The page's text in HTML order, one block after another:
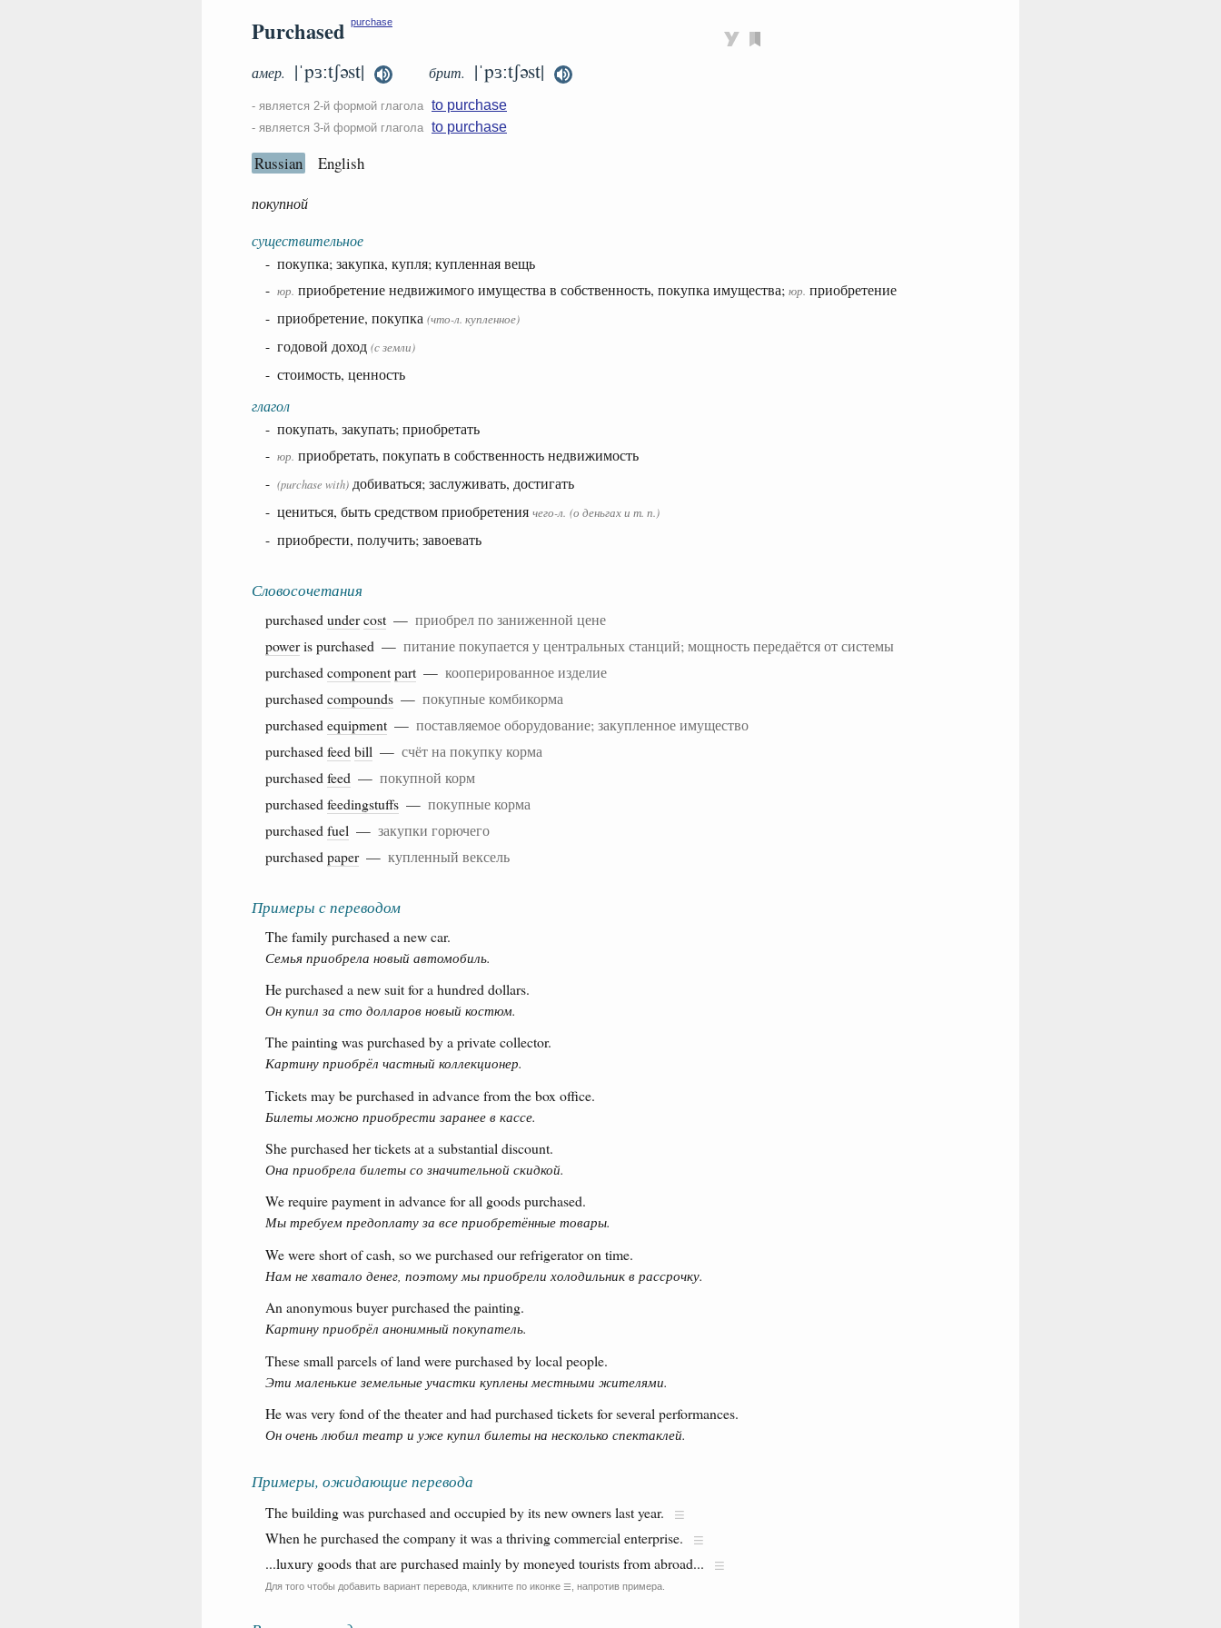
Purchased purchase
амер. |ˈpɜːtʃəst| брит. |ˈpɜːtʃəst|
- является 2-й формой глагола to purchase
- является 3-й формой глагола to purchase
Russian English
покупной
существительное
- покупка; закупка, купля; купленная вещь
- юр. приобретение недвижимого имущества в собственность, покупка имущества; юр. приобретение
- приобретение, покупка (что-л. купленное)
- годовой доход (с земли)
- стоимость, ценность
глагол
- покупать, закупать; приобретать
- юр. приобретать, покупать в собственность недвижимость
- (purchase with) добиваться; заслуживать, достигать
- цениться, быть средством приобретения чего-л. (о деньгах и т. п. )
- приобрести, получить; завоевать
Словосочетания
purchased undercost — приобрел по заниженной цене
poweris purchased — питание покупается у центральных станций; мощность передаётся от системы
purchased componentpart — кооперированное изделие
purchased compounds — покупные комбикорма
purchased equipment — поставляемое оборудование; закупленное имущество
purchased feed bill — счёт на покупку корма
purchased feed — покупной корм
purchased feedingstuffs — покупные корма
purchased fuel — закупки горючего
purchased paper— купленный вексель
Примеры с переводом
The family purchased a new car.
Семья приобрела новый автомобиль.
He purchased a new suit for a hundred dollars.
Он купил за сто долларов новый костюм.
The painting was purchased by a private collector.
Картину приобрёл частный коллекционер.
Tickets may be purchased in advance from the box office.
Билеты можно приобрести заранее в кассе.
She purchased her tickets at a substantial discount.
Она приобрела билеты со значительной скидкой.
We require payment in advance for all goods purchased.
Мы требуем предоплату за все приобретённые товары.
We were short of cash, so we purchased our refrigerator on time.
Нам не хватало денег, поэтому мы приобрели холодильник в рассрочку.
An anonymous buyer purchased the painting.
Картину приобрёл анонимный покупатель.
These small parcels of land were purchased by local people.
Эти маленькие земельные участки куплены местными жителями.
He was very fond of the theater and had purchased tickets for several performances.
Он очень любил театр и уже купил билеты на несколько спектаклей.
Примеры, ожидающие перевода
The building was purchased and occupied by its new owners last year.
When he purchased the company it was a thriving commercial enterprise.
...luxury goods that are purchased mainly by moneyed tourists from abroad...
Для того чтобы добавить вариант перевода, кликните по иконке ☰ , напротив примера.